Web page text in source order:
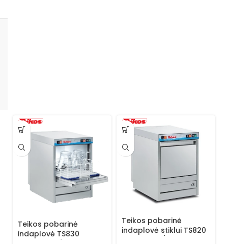
Teikos pobarinė
indaplovė TS830
Teikos pobarinė
indaplovė stiklui TS820